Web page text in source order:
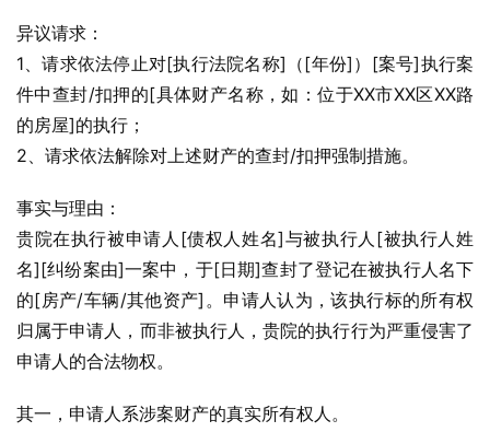
异议请求：
1、请求依法停止对[执行法院名称]（[年份]）[案号]执行案
件中查封/扣押的[具体财产名称，如：位于XX市XX区XX路
的房屋]的执行；
2、请求依法解除对上述财产的查封/扣押强制措施。
事实与理由：
贵院在执行被申请人[债权人姓名]与被执行人[被执行人姓
名][纠纷案由]一案中，于[日期]查封了登记在被执行人名下
的[房产/车辆/其他资产]。申请人认为，该执行标的所有权
归属于申请人，而非被执行人，贵院的执行行为严重侵害了
申请人的合法物权。
其一，申请人系涉案财产的真实所有权人。